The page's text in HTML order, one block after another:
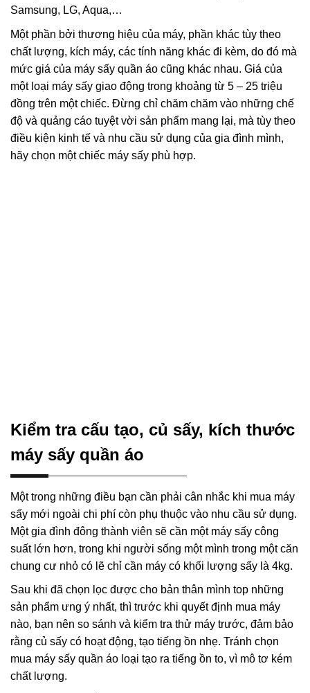
Samsung, LG, Aqua,…
Một phần bởi thương hiệu của máy, phần khác tùy theo
chất lượng, kích máy, các tính năng khác đi kèm, do đó mà
mức giá của máy sấy quần áo cũng khác nhau. Giá của
một loại máy sấy giao động trong khoảng từ 5 – 25 triệu
đồng trên một chiếc. Đừng chỉ chăm chăm vào những chế
độ và quảng cáo tuyệt vời sản phẩm mang lại, mà tùy theo
điều kiện kinh tế và nhu cầu sử dụng của gia đình mình,
hãy chọn một chiếc máy sấy phù hợp.
Kiểm tra cấu tạo, củ sấy, kích thước
máy sấy quần áo
Một trong những điều bạn cần phải cân nhắc khi mua máy
sấy mới ngoài chi phí còn phụ thuộc vào nhu cầu sử dụng.
Một gia đình đông thành viên sẽ cần một máy sấy công
suất lớn hơn, trong khi người sống một mình trong một căn
chung cư nhỏ có lẽ chỉ cần máy có khối lượng sấy là 4kg.
Sau khi đã chọn lọc được cho bản thân mình top những
sản phẩm ưng ý nhất, thì trước khi quyết định mua máy
nào, bạn nên so sánh và kiểm tra thử máy trước, đảm bảo
rằng củ sấy có hoạt động, tạo tiếng ồn nhẹ. Tránh chọn
mua máy sấy quần áo loại tạo ra tiếng ồn to, vì mô tơ kém
chất lượng.